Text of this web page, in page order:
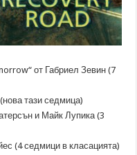
от Габриел Зевин (7
тази седмица)
и Майк Лупика (3
(4 седмици в класацията)